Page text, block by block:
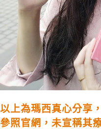
以上為瑪西真心分享
參照官網，未宣稱其